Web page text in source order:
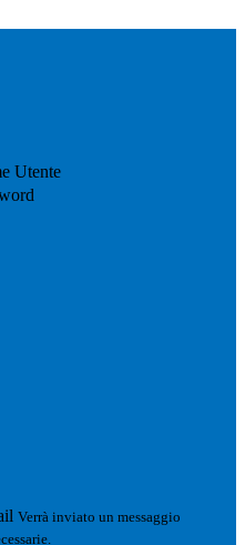
Utente
Verrà inviato un messaggio